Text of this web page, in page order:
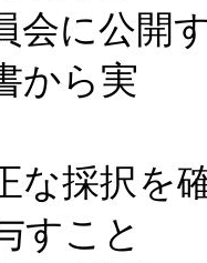
会に公開
から実
採択を
すこと